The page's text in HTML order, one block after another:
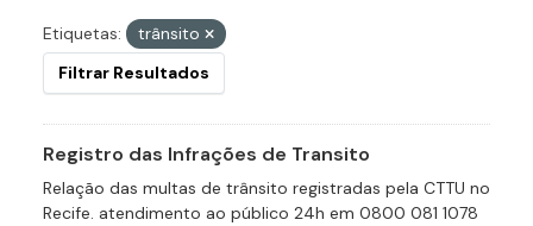
Etiquetas:
trânsito
Filtrar Resultados
Registro das Infrações de Transito
Relação das multas de trânsito registradas pela CTTU no
Recife. atendimento ao público 24h em 0800 081 1078